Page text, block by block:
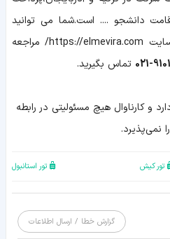
دانشجو .... است.شما می توانید
جهت کسب اطلاعات بیشتر به سایت https://elmevira.com/ مراجعه
تماس بگیرید.
و کارناوال هيچ مسئوليتي در رابطه
نمي‌پذيرد.
تور کیش تور استانبول
گزارش خطا / ارسال اطلاعات